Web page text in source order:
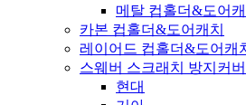
메탈 컵홀더&도어캐
카본 컵홀더&도어캐치
레이어드 컵홀더&도어캐
스웨버 스크래치 방지커버
현대